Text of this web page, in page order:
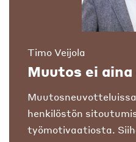
Timo Veijola
Muutos ei
henkilöstön
työmotivaatiosta.